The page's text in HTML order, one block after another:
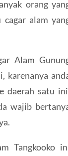
orang
alam
Alam
karenanya
daerah satu
wajib
Tangkooko